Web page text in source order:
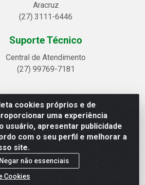
cookies próprios e de
uma experiência
usuário, apresentar publicidade
com o seu perfil e melhorar a
site.
Negar não essenciais
Cookies
Aracruz
(27) 3111-6446
Suporte Técnico
Central de Atendimento
(27) 99769-7181
LTDA - Avenida Alegre, 2521 -
05 e 07 - Shell, Linhares/ES - CEP
- CNPJ 20.857.514/0001-75